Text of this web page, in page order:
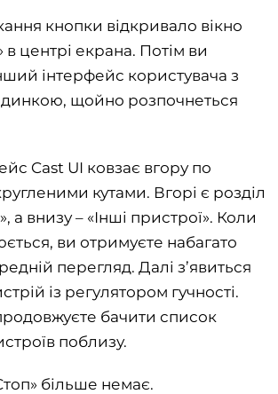
кнопки відкривало вікно
в центрі екрана. Потім ви
інтерфейс користувача з
щойно розпочнеться
Cast UI ковзає вгору по
кутами. Вгорі є розділ
а внизу – «Інші пристрої». Коли
ви отримуєте набагато
перегляд. Далі з’явиться
із регулятором гучності.
бачити список
поблизу.
більше немає.